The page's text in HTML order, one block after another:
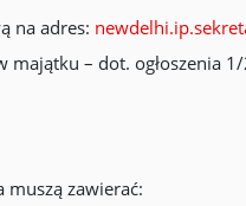
na adres:
majątku – dot. ogłoszenia
zawierać: